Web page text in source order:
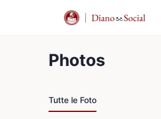
Photos
Tutte le Foto